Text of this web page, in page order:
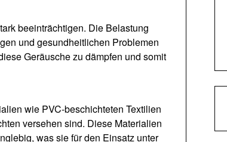
beeinträchtigen. Die Belastung
und gesundheitlichen Problemen
Geräusche zu dämpfen und somit
wie PVC-beschichteten Textilien
versehen sind. Diese Materialien
was sie für den Einsatz unter